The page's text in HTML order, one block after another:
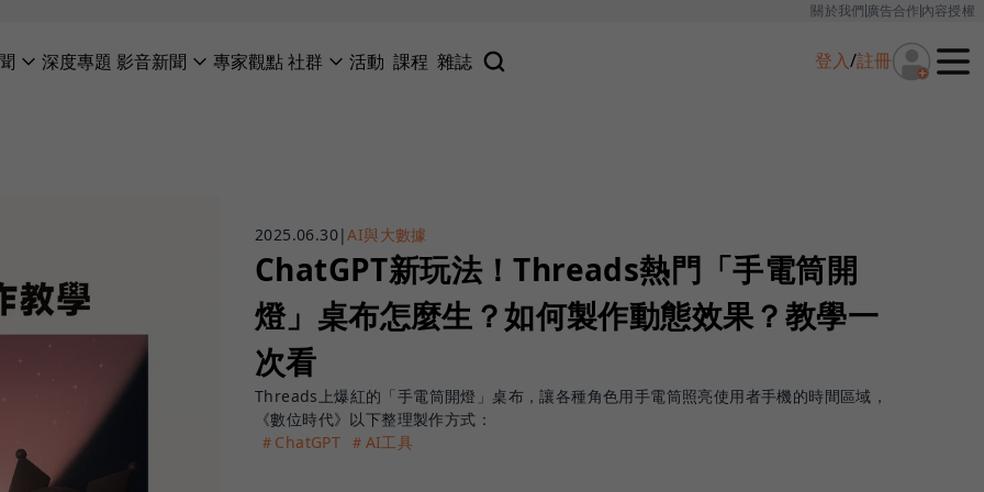
關於我們廣告合作內容授權
深度專題 影音新聞 專家觀點社群 活動 課程 雜誌 登入/註冊
2025.06.30|AI與大數據
ChatGPT新玩法！Threads熱門「手電筒開
燈」桌布怎麼生？如何製作動態效果？教學一
次看
Threads上爆紅的「手電筒開燈」桌布，讓各種角色用手電筒照亮使用者手機的時間區域，
《數位時代》以下整理製作方式：
＃ChatGPT ＃AI工具